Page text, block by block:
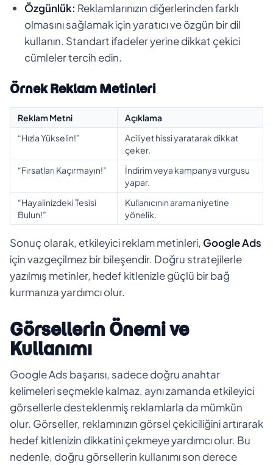
Özgünlük: Reklamlarınızın diğerlerinden farklı
olmasını sağlamak için yaratıcı ve özgün bir dil
kullanın. Standart ifadeler yerine dikkat çekici
cümleler tercih edin.
Örnek Reklam Metinleri
Reklam Metni
Açıklama
“Hızla Yükselin!”
Aciliyet hissi yaratarak dikkat
çeker.
“Fırsatları Kaçırmayın!”
İndirim veya kampanya vurgusu
yapar.
“Hayalinizdeki Tesisi
Bulun!”
Kullanıcının arama niyetine
yönelik.
Sonuç olarak, etkileyici reklam metinleri, Google Ads
için vazgeçilmez bir bileşendir. Doğru stratejilerle
yazılmış metinler, hedef kitlenizle güçlü bir bağ
kurmanıza yardımcı olur.
Görsellerin Önemi ve
Kullanımı
Google Ads başarısı, sadece doğru anahtar
kelimeleri seçmekle kalmaz, aynı zamanda etkileyici
görsellerle desteklenmiş reklamlarla da mümkün
olur. Görseller, reklamınızın görsel çekiciliğini artırarak
hedef kitlenizin dikkatini çekmeye yardımcı olur. Bu
nedenle, doğru görsellerin kullanımı son derece